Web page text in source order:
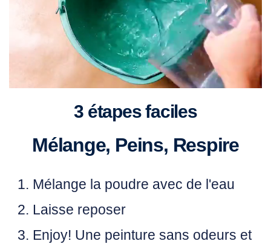
3 étapes faciles
Mélange, Peins, Respire
Mélange la poudre avec de l'eau
Laisse reposer
Enjoy! Une peinture sans odeurs et